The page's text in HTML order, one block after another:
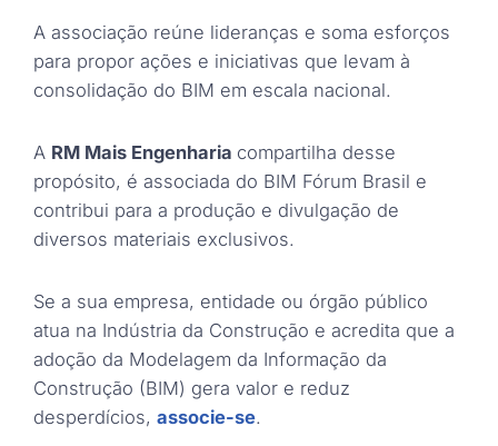
A associação reúne lideranças e soma esforços
para propor ações e iniciativas que levam à
consolidação do BIM em escala nacional.
A RM Mais Engenharia compartilha desse
propósito, é associada do BIM Fórum Brasil e
contribui para a produção e divulgação de
diversos materiais exclusivos.
Se a sua empresa, entidade ou órgão público
atua na Indústria da Construção e acredita que a
adoção da Modelagem da Informação da
Construção (BIM) gera valor e reduz
desperdícios, associe-se.